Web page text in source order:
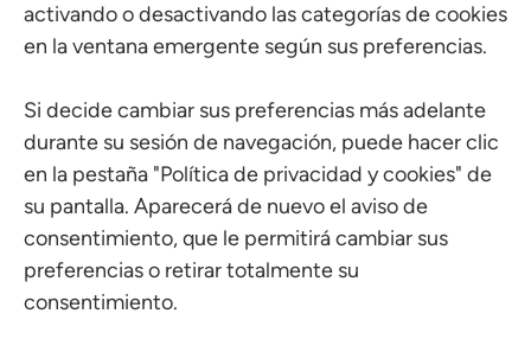
activando o desactivando las categorías de cookies
en la ventana emergente según sus preferencias.
Si decide cambiar sus preferencias más adelante
durante su sesión de navegación, puede hacer clic
en la pestaña "Política de privacidad y cookies" de
su pantalla. Aparecerá de nuevo el aviso de
consentimiento, que le permitirá cambiar sus
preferencias o retirar totalmente su
consentimiento.